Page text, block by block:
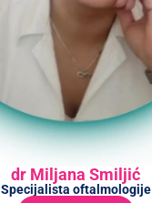
dr Miljana Smiljić
Specijalista oftalmologije